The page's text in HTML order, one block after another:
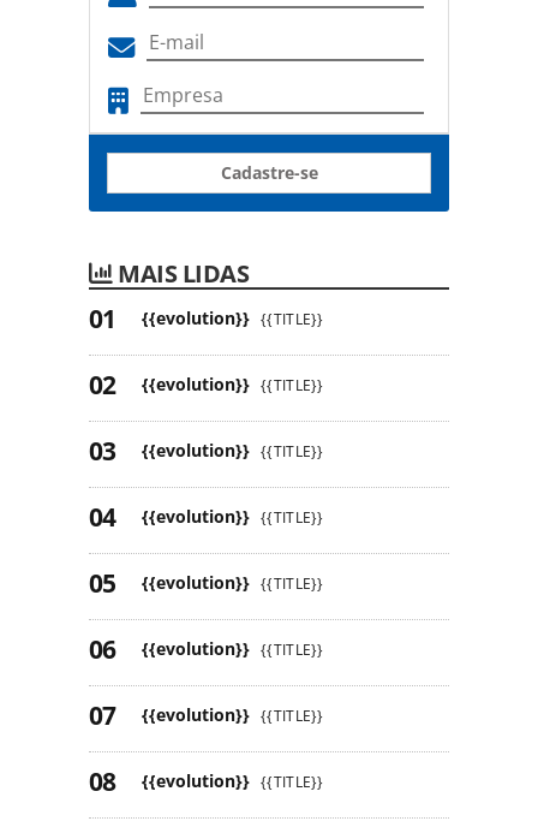
Cadastre-se
MAIS LIDAS
{{evolution}} {{TITLE}}
{{evolution}} {{TITLE}}
{{evolution}} {{TITLE}}
{{evolution}} {{TITLE}}
{{evolution}} {{TITLE}}
{{evolution}} {{TITLE}}
{{evolution}} {{TITLE}}
{{evolution}} {{TITLE}}